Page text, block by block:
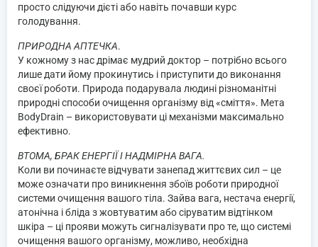
просто слідуючи дієті або навіть почавши курс
голодування.
ПРИРОДНА АПТЕЧКА.
У кожному з нас дрімає мудрий доктор – потрібно всього
лише дати йому прокинутись і приступити до виконання
своєї роботи. Природа подарувала людині різноманітні
природні способи очищення організму від «сміття». Мета
BodyDrain – використовувати ці механізми максимально
ефективно.
ВТОМА, БРАК ЕНЕРГІЇ І НАДМІРНА ВАГА.
Коли ви починаєте відчувати занепад життєвих сил – це
може означати про виникнення збоїв роботи природної
системи очищення вашого тіла. Зайва вага, нестача енергії,
атонічна і бліда з жовтуватим або сіруватим відтінком
шкіра – ці прояви можуть сигналізувати про те, що системі
очищення вашого організму, можливо, необхідна